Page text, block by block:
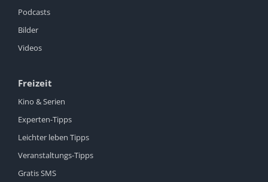
Podcasts
Bilder
Videos
Freizeit
Kino & Serien
Experten-Tipps
Leichter leben Tipps
Veranstaltungs-Tipps
Gratis SMS